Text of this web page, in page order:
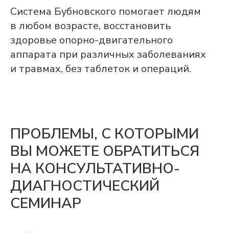
Система Бубновского помогает людям
в любом возрасте, восстановить
здоровье опорно-двигательного
аппарата при различных заболеваниях
и травмах, без таблеток и операций.
ПРОБЛЕМЫ, С КОТОРЫМИ
ВЫ МОЖЕТЕ ОБРАТИТЬСЯ
НА КОНСУЛЬТАТИВНО-
ДИАГНОСТИЧЕСКИЙ
СЕМИНАР
Боли в спине, пояснице, шейном
отделе позвоночника и суставах
Межпозвонковые грыжи,
протрузии, спондилоартроз,
Болезнь Бехтерева, болезнь
Пертеса, ревматоидный
полиартрит, полиневропатия
эндопротезирования суставов
Реабилитация после
беременности и родов
Реабилитация при гипертонии,
аритмии, сахарном диабете,
атеросклерозе